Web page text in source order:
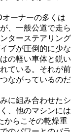
ーナーの多くは
、一般公道で走ら
ターステアリング
ブが圧倒的に少な
の軽い車体と鋭い
ている。それが前
ながっているのだ
に組み合わせたシ
、他のマシンには
からこその乾燥重